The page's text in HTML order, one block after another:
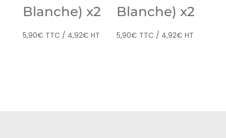
Blanche) x2
5,90€ TTC / 4,92€ HT
Blanche) x2
5,90€ TTC / 4,92€ HT